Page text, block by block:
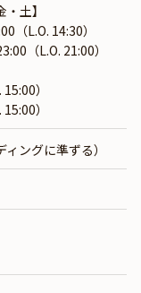
土】
（L.O. 14:30）
（L.O. 21:00）
）
）
ングに準ずる）